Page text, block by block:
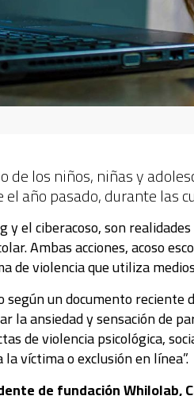
de los niños, niñas y
año pasado, durante las
y el ciberacoso, son
Ambas acciones, acoso
de violencia que utiliza
un documento reciente
la ansiedad y sensación de
de violencia psicológica,
víctima o exclusión en línea”.
de fundaciónWhilolab,